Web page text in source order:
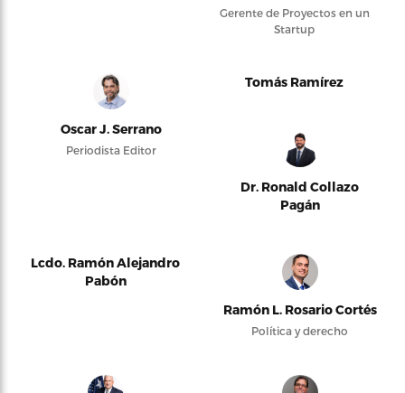
Gerente de Proyectos en un
Startup
Oscar J. Serrano
Periodista Editor
Tomás Ramírez
Dr. Ronald Collazo
Pagán
Lcdo. Ramón Alejandro
Pabón
Ramón L. Rosario Cortés
Política y derecho